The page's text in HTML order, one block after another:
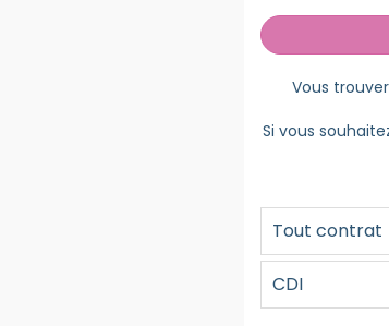
Vous
Si vous
Tout contrat
CDI